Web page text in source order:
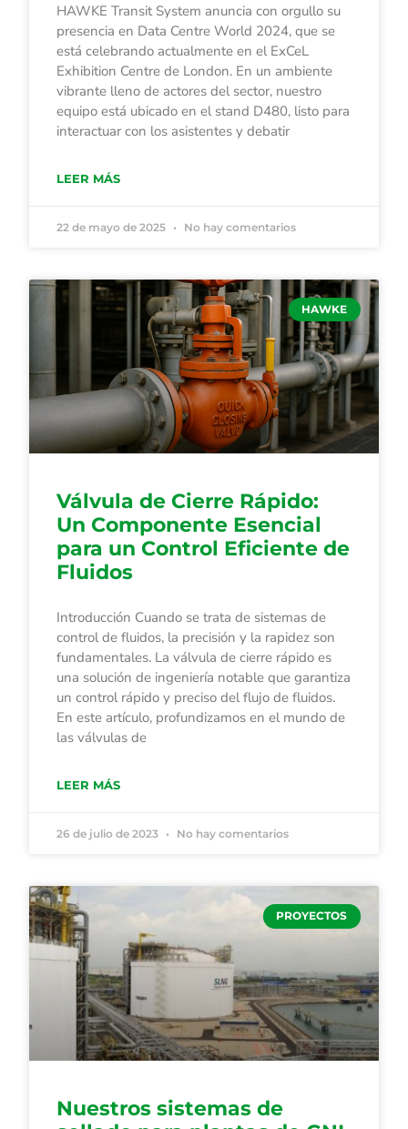
HAWKE Transit System anuncia con orgullo su
presencia en Data Centre World 2024, que se
está celebrando actualmente en el ExCeL
Exhibition Centre de London. En un ambiente
vibrante lleno de actores del sector, nuestro
equipo está ubicado en el stand D480, listo para
interactuar con los asistentes y debatir
LEER MÁS
22 de mayo de 2025 No hay comentarios
HAWKE
Válvula de Cierre Rápido:
Un Componente Esencial
para un Control Eficiente de
Fluidos
Introducción Cuando se trata de sistemas de
control de fluidos, la precisión y la rapidez son
fundamentales. La válvula de cierre rápido es
una solución de ingeniería notable que garantiza
un control rápido y preciso del flujo de fluidos.
En este artículo, profundizamos en el mundo de
las válvulas de
LEER MÁS
26 de julio de 2023 No hay comentarios
PROYECTOS
Nuestros sistemas de